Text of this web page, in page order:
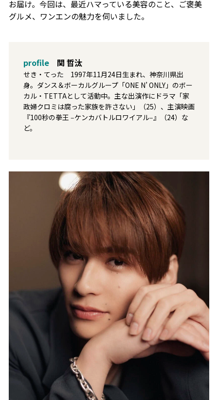
お届け。今回は、最近ハマっている美容のこと、ご褒美
グルメ、ワンエンの魅力を伺いました。
profile 関 哲汰
せき・てった 1997年11⽉24⽇⽣まれ、神奈川県出
⾝。ダンス＆ボーカルグループ「ONE N’ ONLY」のボー
カル・TETTAとして活動中。主な出演作にドラマ「家
政婦クロミは腐った家族を許さない」（25）、主演映画
『100秒の拳王 ‒ケンカバトルロワイアル‒』（24）な
ど。